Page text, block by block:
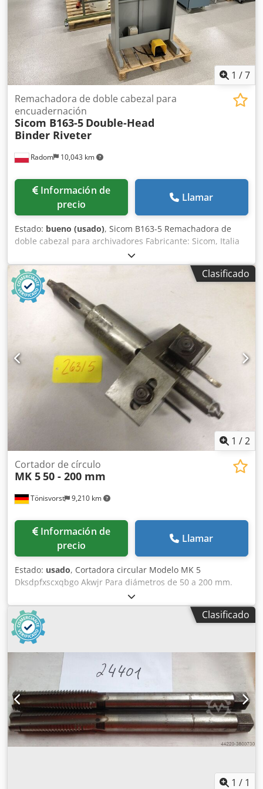
1 /7
Radom 10,043 km
Remachadora de doble cabezal para
encuadernación
Sicom B163-5 Double-Head
Binder Riveter
Información de
precio
Llamar
Estado: bueno (usado), Sicom B163-5 Remachadora de
doble cabezal para archivadores Fabricante: Sicom, Italia
Muy buen estado, lista para producción. Máquina
remachadora de doble cabezal para colocar dos remaches
simultáneamente en archivadores de anillas, muestrarios
y productos similares. Grosor de cartón: 0,5-4 mm Tamaño
máximo de cartón: 1000 x 900 mm Peso: 170 kg
Djdpezhkicsfx Akwskr Suministro neumático: 6-8 bar
Alimentación automática de remaches, perforación de
material y mecanismo de cierre.
Clasificado
1 /2
Tönisvorst 9,210 km
Cortador de círculo
MK 550 - 200 mm
Información de
precio
Llamar
Estado: usado, Cortadora circular Modelo MK 5
Dksdpfxscxqbgo Akwjr Para diámetros de 50 a 200 mm.
Clasificado
1 / 1